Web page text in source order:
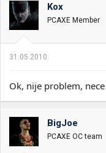
Kox
PCAXE Member
31.05.2010.
Ok, nije problem,
BigJoe
PCAXE OC team